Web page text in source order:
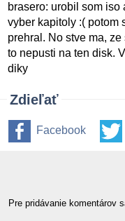
brasero: urobil som
vyber kapitoly :( potom
prehral. No stve ma,
to nepusti na ten disk.
diky
Zdieľať
Facebook
Pre pridávanie komentárov